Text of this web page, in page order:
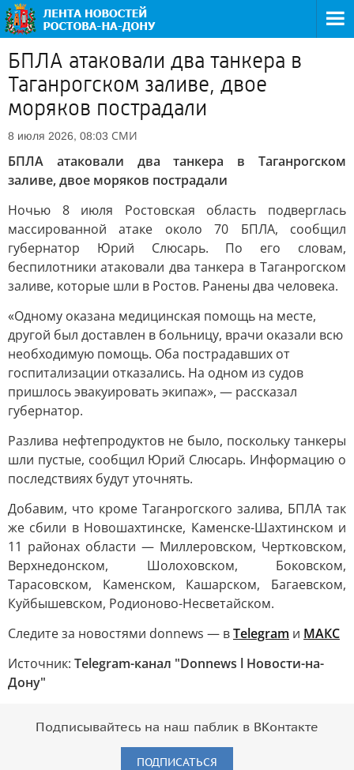
БПЛА атаковали два танкера в
Таганрогском заливе, двое
моряков пострадали
8 июля 2026, 08:03 СМИ
БПЛА атаковали два танкера в Таганрогском
заливе, двое моряков пострадали
Ночью 8 июля Ростовская область подверглась
массированной атаке около 70 БПЛА, сообщил
губернатор Юрий Слюсарь. По его словам,
беспилотники атаковали два танкера в Таганрогском
заливе, которые шли в Ростов. Ранены два человека.
«Одному оказана медицинская помощь на месте,
другой был доставлен в больницу, врачи оказали всю
необходимую помощь. Оба пострадавших от
госпитализации отказались. На одном из судов
пришлось эвакуировать экипаж», — рассказал
губернатор.
Разлива нефтепродуктов не было, поскольку танкеры
шли пустые, сообщил Юрий Слюсарь. Информацию о
последствиях будут уточнять.
Добавим, что кроме Таганрогского залива, БПЛА так
же сбили в Новошахтинске, Каменске-Шахтинском и
11 районах области — Миллеровском, Чертковском,
Верхнедонском, Шолоховском, Боковском,
Тарасовском, Каменском, Кашарском, Багаевском,
Куйбышевском, Родионово-Несветайском.
Следите за новостями donnews — вTelegram и МАКС
Источник: Telegram-канал "Donnews l Новости-на-
Дону"
Подписывайтесь на наш паблик в ВКонтакте
ПОДПИСАТЬСЯ